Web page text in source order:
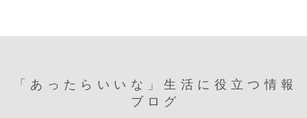
「あったらいいな」生活に役立つ情報
ブログ